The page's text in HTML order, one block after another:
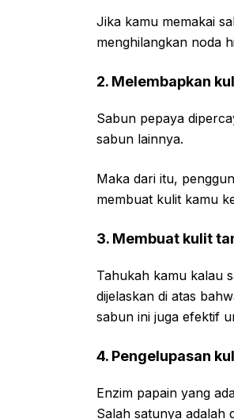
Jika kamu memakai
menghilangkan noda
2. Melembapkan
Sabun pepaya
sabun lainnya.
Maka dari itu,
membuat kulit kamu
3. Membuat kulit
Tahukah kamu kalau
dijelaskan di atas
sabun ini juga efektif
4. Pengelupasan
Enzim papain yang
Salah satunya adalah